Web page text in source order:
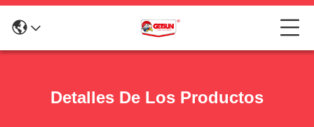
Detalles De Los Productos